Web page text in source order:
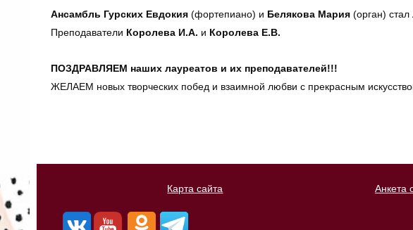
Ансамбль Гурских Евдокия (фортепиано) и Белякова Мария (орган) стал
Преподаватели Королева И.А. и Королева Е.В.
ПОЗДРАВЛЯЕМ наших лауреатов и их преподавателей!!!
ЖЕЛАЕМ новых творческих побед и взаимной любви с прекрасным
Карта сайта Анкета